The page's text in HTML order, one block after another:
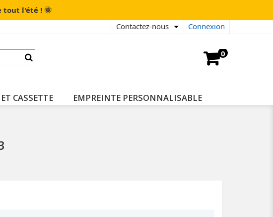
tout l'été !🌞
Connexion
Contactez-nous
0
CASSETTE EMPREINTE PERSONNALISABLE